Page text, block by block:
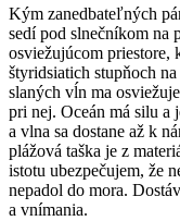
Kým zanedbateľných
sedí pod slnečníkom na
osviežujúcom priestore,
štyridsiatich stupňoch
slaných vĺn ma
pri nej. Oceán má silu a
a vlna sa dostane až k
plážová taška je z
istotu ubezpečujem, že
nepadol do mora.
a vnímania.